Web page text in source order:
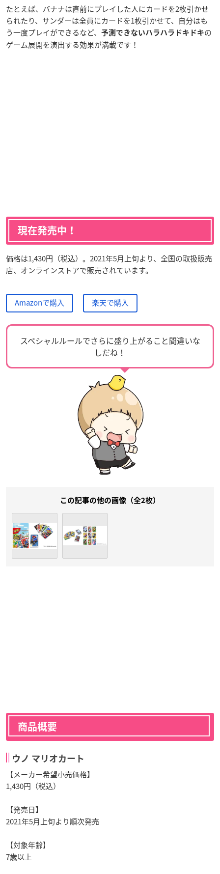
たとえば、バナナは直前にプレイした人にカードを2枚引かせ
られたり、サンダーは全員にカードを1枚引かせて、自分はも
う一度プレイができるなど、
予測できないハラハラドキドキの
ゲーム展開を演出する効果が満載です！
現在発売中！
価格は1,430円（税込）。2021年5月上旬より、全国の取扱販売
店、オンラインストアで販売されています。
Amazonで購入 楽天で購入
スペシャルルールでさらに盛り上がること間違いな
しだね！
この記事の他の画像（全2枚）
商品概要
ウノ マリオカート
【メーカー希望小売価格】
1,430円（税込）
【発売日】
2021年5月上旬より順次発売
【対象年齢】
7歳以上